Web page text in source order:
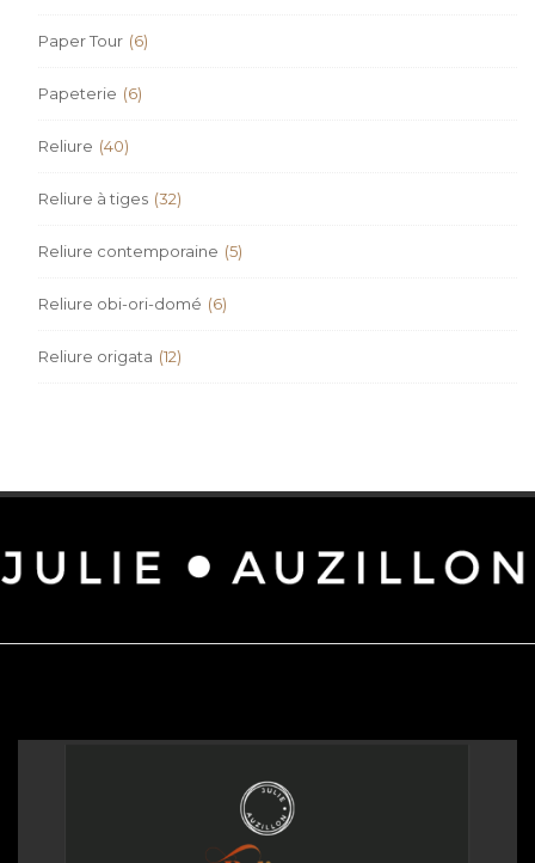
Paper Tour (6)
Papeterie (6)
Reliure (40)
Reliure à tiges (32)
Reliure contemporaine (5)
Reliure obi-ori-domé (6)
Reliure origata (12)